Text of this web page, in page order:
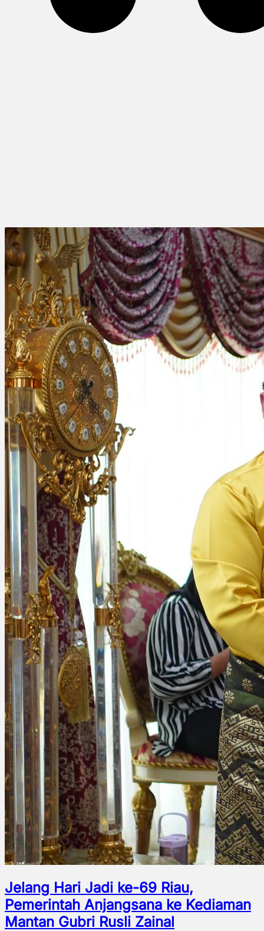
Jelang Hari Jadi ke-69 Riau,
Pemerintah Anjangsana ke Kediaman
Mantan Gubri Rusli Zainal